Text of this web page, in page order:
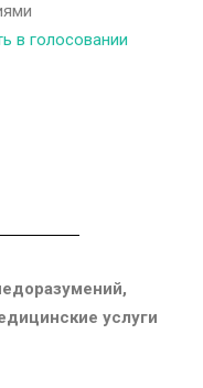
в голосовании
услуги